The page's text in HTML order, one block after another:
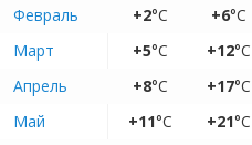
Февраль
+2°C +6°C
Март
+5°C +12°C
Апрель
+8°C +17°C
Май
+11°C +21°C